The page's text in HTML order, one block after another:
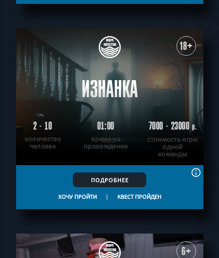
18+
ИЗНАНКА
2 - 10
количество
человек
01:00
время на
прохождение
7000 - 23000р.
стоимость игры
одной
команды
ПОДРОБНЕЕ
ХОЧУ ПРОЙТИ | КВЕСТ ПРОЙДЕН
6+